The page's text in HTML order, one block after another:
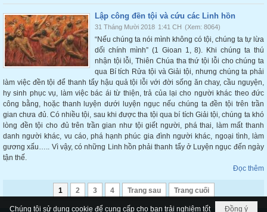
Lập công đền tội và cứu các Linh hồn
31 Tháng Mười 2018 1:41 CH (Xem: 8064)
“Nếu chúng ta nói mình không có tội, chúng ta tự lừa
dối chính mình” (1 Gioan 1, 8). Khi chúng ta thú
nhận tội lỗi, Thiên Chúa tha thứ tội lỗi cho chúng ta
qua Bí tích Rửa tội và Giải tội, nhưng chúng ta phải
làm việc đền tội để thanh tẩy hậu quả tội lỗi với đời sống ăn chay, cầu nguyện,
hy sinh phục vụ, làm việc bác ái từ thiện, trả của lại cho người khác theo đức
công bằng, hoặc thanh luyện dưới luyện ngục nếu chúng ta đền tội trên trần
gian chưa đủ. Có nhiều tội, sau khi được tha tội qua bí tích Giải tội, chúng ta khó
lòng đền tội cho đủ trên trần gian như tội giết người, phá thai, làm mất thanh
danh người khác, vu cáo, phá hạnh phúc gia đình người khác, ngoại tình, làm
gương xấu….. Vì vậy, có những Linh hồn phải thanh tẩy ở Luyện ngục đến ngày
tận thế.
Đọc thêm
1 2 3 4 Trang sau Trang cuối
Đồng ý
Chúng tôi sử dụng cookie để cung cấp cho bạn trải nghiệm tốt